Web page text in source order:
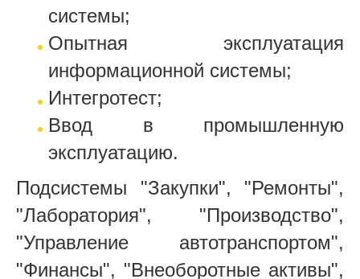
системы;
Опытная эксплуатация
информационной системы;
Интегротест;
Ввод в промышленную
эксплуатацию.
Подсистемы "Закупки", "Ремонты",
"Лаборатория", "Производство",
"Управление автотранспортом",
"Финансы", "Внеоборотные активы",